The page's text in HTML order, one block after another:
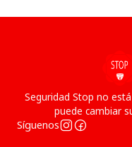
Seguridad Stop no
puede cambiar
Síguenos